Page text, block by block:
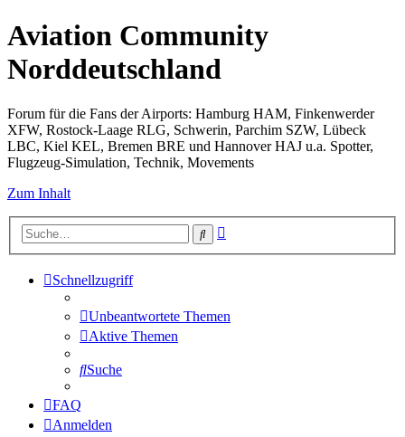
Aviation Community
Norddeutschland
Forum für die Fans der Airports: Hamburg HAM, Finkenwerder
XFW, Rostock-Laage RLG, Schwerin, Parchim SZW, Lübeck
LBC, Kiel KEL, Bremen BRE und Hannover HAJ u.a. Spotter,
Flugzeug-Simulation, Technik, Movements
Zum Inhalt
Suche
Schnellzugriff
Unbeantwortete Themen
Aktive Themen
Suche
FAQ
Anmelden